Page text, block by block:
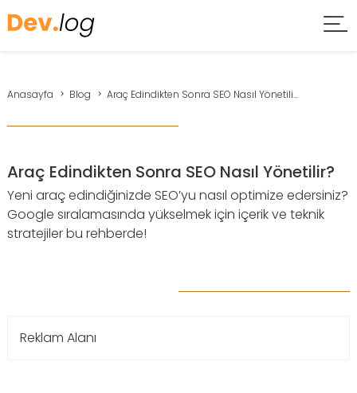
Anasayfa Blog Araç Edindikten Sonra SEO Nasıl Yönetili...
Araç Edindikten Sonra SEO Nasıl Yönetilir?
Yeni araç edindiğinizde SEO’yu nasıl optimize edersiniz?
Google sıralamasında yükselmek için içerik ve teknik
stratejiler bu rehberde!
Reklam Alanı